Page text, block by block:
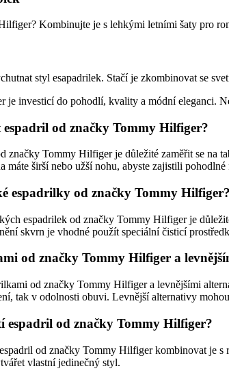
Kombinujte je s lehkými letními šaty pro
styl esapadrilek. Stačí je zkombinovat se
je investicí do pohodlí, kvality a módní eleganci.
od značky Tommy Hilfiger?
značky Tommy Hilfiger je důležité zaměřit se
máte širší nebo užší nohu, abyste zajistili pohodlné
espadrilky od značky Tommy Hilfiger?
espadrilek od značky Tommy Hilfiger je
skvrn je vhodné použít speciální čisticí
od značky Tommy Hilfiger a
od značky Tommy Hilfiger a levnějšími
tak v odolnosti obuvi. Levnější alternativy
od značky Tommy Hilfiger?
od značky Tommy Hilfiger kombinovat je
vlastní jedinečný styl.